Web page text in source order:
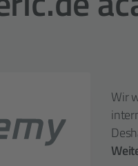
Wir